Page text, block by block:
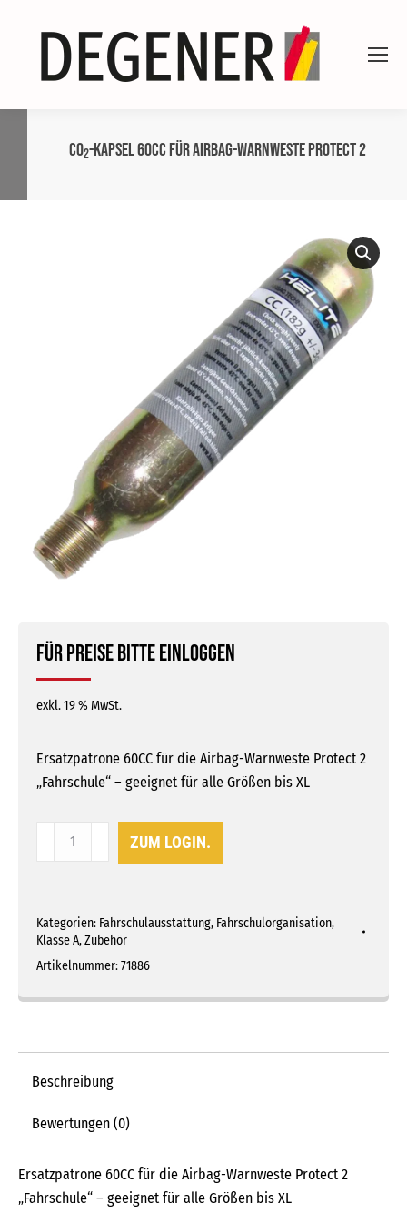
CO2-Kapsel 60CC für Airbag-Warnweste Protect 2
Für Preise bitte einloggen
exkl. 19 % MwSt.
Ersatzpatrone 60CC für die Airbag-Warnweste Protect 2
„Fahrschule“ – geeignet für alle Größen bis XL
Airbag-
Warnweste
Protect
2
ZUM LOGIN.
Kategorien: Fahrschulausstattung, Fahrschulorganisation,
Klasse A,Zubehör
Artikelnummer:71886
Beschreibung
Bewertungen (0)
Ersatzpatrone 60CC für die Airbag-Warnweste Protect 2
„Fahrschule“ – geeignet für alle Größen bis XL